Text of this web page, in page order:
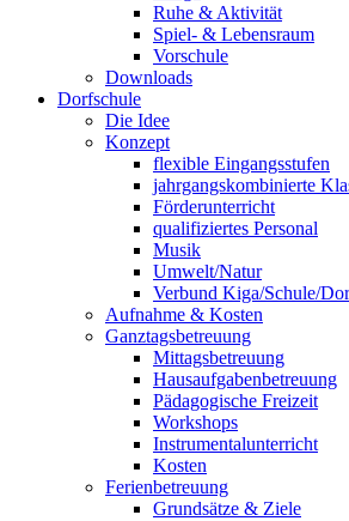
Ruhe & Aktivität
Spiel- & Lebensraum
Vorschule
Downloads
Dorfschule
Die Idee
Konzept
flexible Eingangsstufen
jahrgangskombinierte
Förderunterricht
qualifiziertes Personal
Musik
Umwelt/Natur
Verbund Kiga/Schule/
Aufnahme & Kosten
Ganztagsbetreuung
Mittagsbetreuung
Hausaufgabenbetreuung
Pädagogische Freizeit
Workshops
Instrumentalunterricht
Kosten
Ferienbetreuung
Grundsätze & Ziele